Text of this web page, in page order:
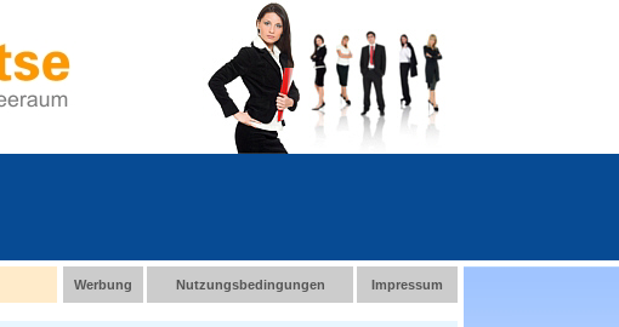
Werbung Nutzungsbedingungen Impressum